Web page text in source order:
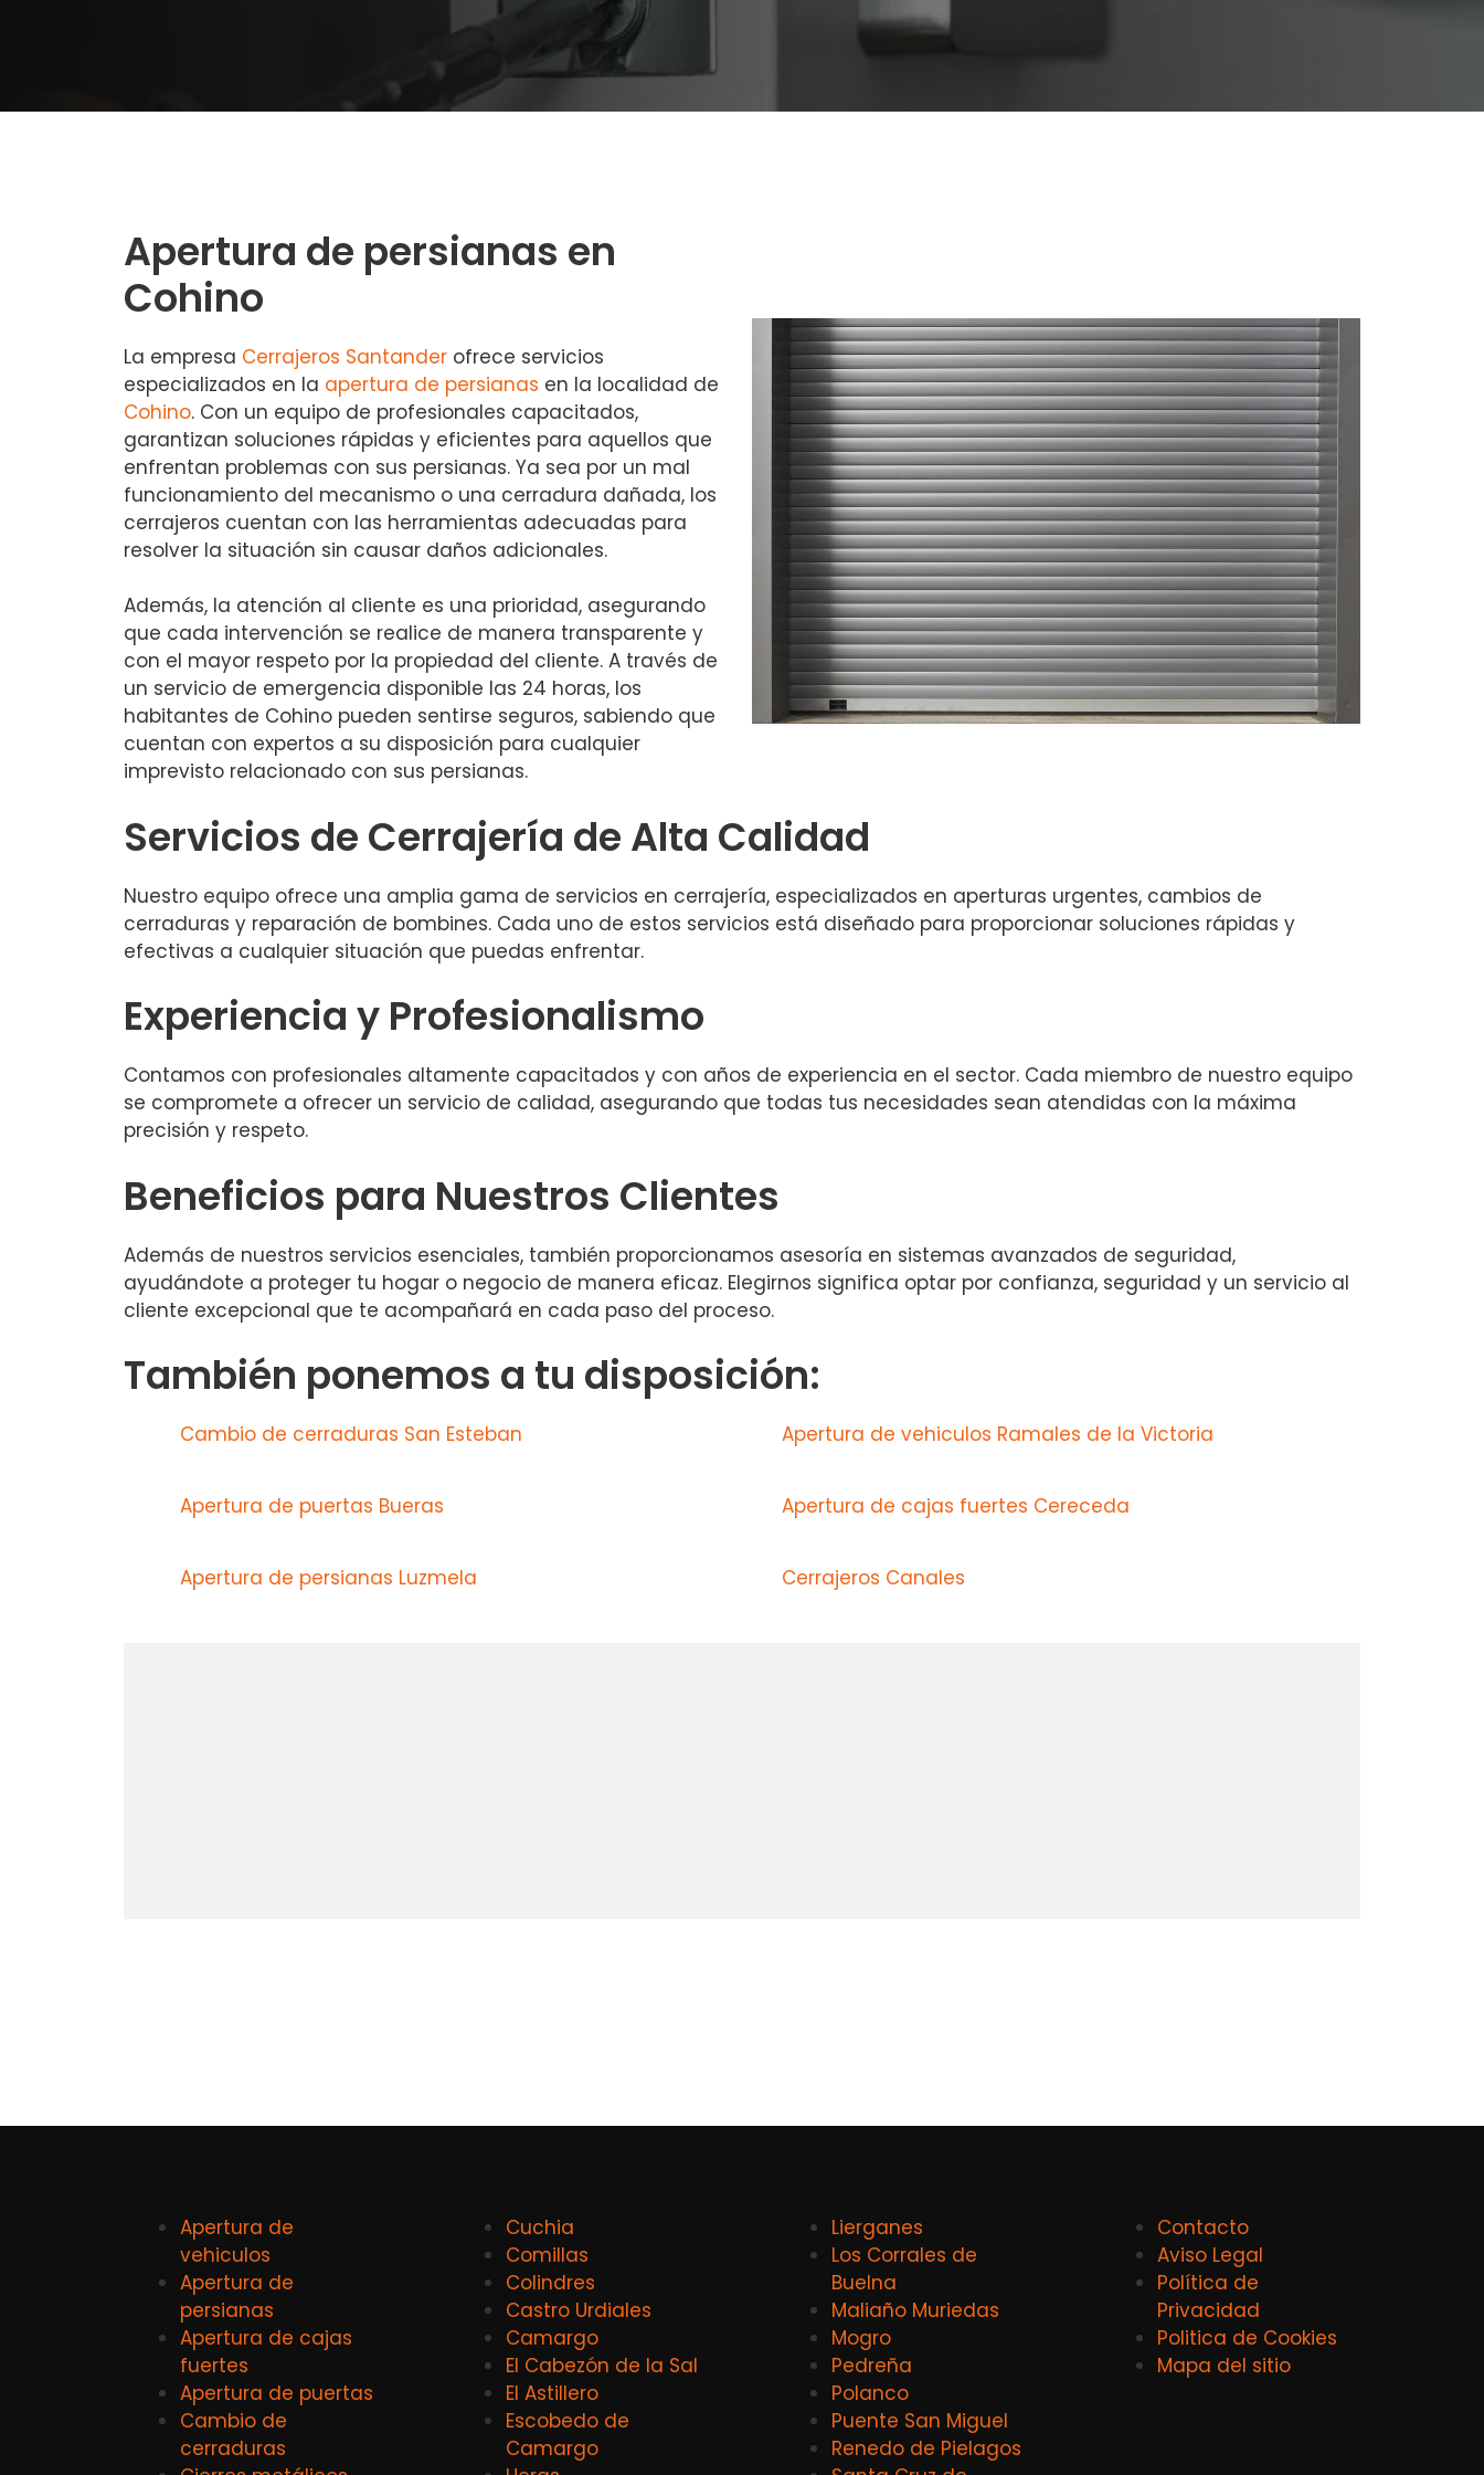
Apertura de persianas en
Cohino
La empresa Cerrajeros Santander ofrece servicios
especializados en la apertura de persianas en la localidad de
Cohino. Con un equipo de profesionales capacitados,
garantizan soluciones rápidas y eficientes para aquellos que
enfrentan problemas con sus persianas. Ya sea por un mal
funcionamiento del mecanismo o una cerradura dañada, los
cerrajeros cuentan con las herramientas adecuadas para
resolver la situación sin causar daños adicionales.
Además, la atención al cliente es una prioridad, asegurando
que cada intervención se realice de manera transparente y
con el mayor respeto por la propiedad del cliente. A través de
un servicio de emergencia disponible las 24 horas, los
habitantes de Cohino pueden sentirse seguros, sabiendo que
cuentan con expertos a su disposición para cualquier
imprevisto relacionado con sus persianas.
Servicios de Cerrajería de Alta Calidad
Nuestro equipo ofrece una amplia gama de servicios en cerrajería, especializados en aperturas urgentes, cambios de
cerraduras y reparación de bombines. Cada uno de estos servicios está diseñado para proporcionar soluciones rápidas y
efectivas a cualquier situación que puedas enfrentar.
Experiencia y Profesionalismo
Contamos con profesionales altamente capacitados y con años de experiencia en el sector. Cada miembro de nuestro equipo
se compromete a ofrecer un servicio de calidad, asegurando que todas tus necesidades sean atendidas con la máxima
precisión y respeto.
Beneficios para Nuestros Clientes
Además de nuestros servicios esenciales, también proporcionamos asesoría en sistemas avanzados de seguridad,
ayudándote a proteger tu hogar o negocio de manera eficaz. Elegirnos significa optar por confianza, seguridad y un servicio al
cliente excepcional que te acompañará en cada paso del proceso.
También ponemos a tu disposición:
Cambio de cerraduras San Esteban Apertura de vehiculos Ramales de la Victoria
Apertura de puertas Bueras Apertura de cajas fuertes Cereceda
Apertura de persianas Luzmela Cerrajeros Canales
Apertura de
vehiculos
Apertura de
persianas
Apertura de cajas
fuertes
Apertura de puertas
Cambio de
cerraduras
Cuchia
Comillas
Colindres
Castro Urdiales
Camargo
El Cabezón de la Sal
El Astillero
Escobedo de
Camargo
Lierganes
Los Corrales de
Buelna
Maliaño Muriedas
Mogro
Pedreña
Polanco
Puente San Miguel
Renedo de Pielagos
Contacto
Aviso Legal
Política de
Privacidad
Politica de Cookies
Mapa del sitio